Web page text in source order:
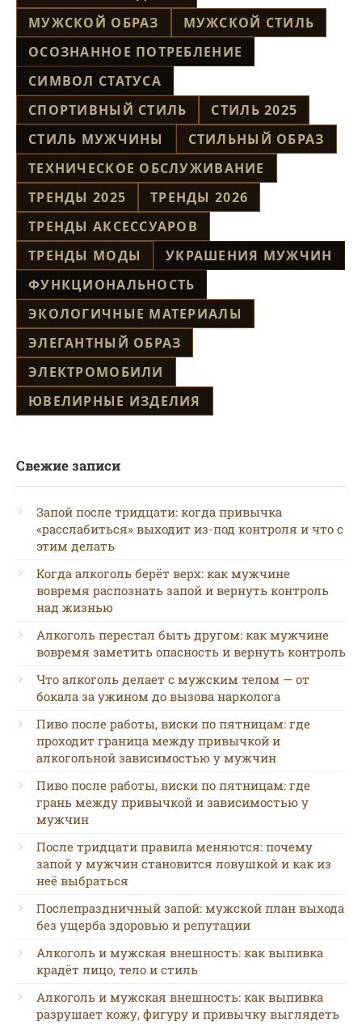
МУЖСКОЙ ОБРАЗ
МУЖСКОЙ СТИЛЬ
ОСОЗНАННОЕ ПОТРЕБЛЕНИЕ
СИМВОЛ СТАТУСА
СПОРТИВНЫЙ СТИЛЬ
СТИЛЬ 2025
СТИЛЬ МУЖЧИНЫ
СТИЛЬНЫЙ ОБРАЗ
ТЕХНИЧЕСКОЕ ОБСЛУЖИВАНИЕ
ТРЕНДЫ 2025
ТРЕНДЫ 2026
ТРЕНДЫ АКСЕССУАРОВ
ТРЕНДЫ МОДЫ
УКРАШЕНИЯ МУЖЧИН
ФУНКЦИОНАЛЬНОСТЬ
ЭКОЛОГИЧНЫЕ МАТЕРИАЛЫ
ЭЛЕГАНТНЫЙ ОБРАЗ
ЭЛЕКТРОМОБИЛИ
ЮВЕЛИРНЫЕ ИЗДЕЛИЯ
Свежие записи
Запой после тридцати: когда привычка
«расслабиться» выходит из-под контроля и что с
этим делать
Когда алкоголь берёт верх: как мужчине
вовремя распознать запой и вернуть контроль
над жизнью
Алкоголь перестал быть другом: как мужчине
вовремя заметить опасность и вернуть контроль
Что алкоголь делает с мужским телом — от
бокала за ужином до вызова нарколога
Пиво после работы, виски по пятницам: где
проходит граница между привычкой и
алкогольной зависимостью у мужчин
Пиво после работы, виски по пятницам: где
грань между привычкой и зависимостью у
мужчин
После тридцати правила меняются: почему
запой у мужчин становится ловушкой и как из
неё выбраться
Послепраздничный запой: мужской план выхода
без ущерба здоровью и репутации
Алкоголь и мужская внешность: как выпивка
крадёт лицо, тело и стиль
Алкоголь и мужская внешность: как выпивка
разрушает кожу, фигуру и привычку выглядеть